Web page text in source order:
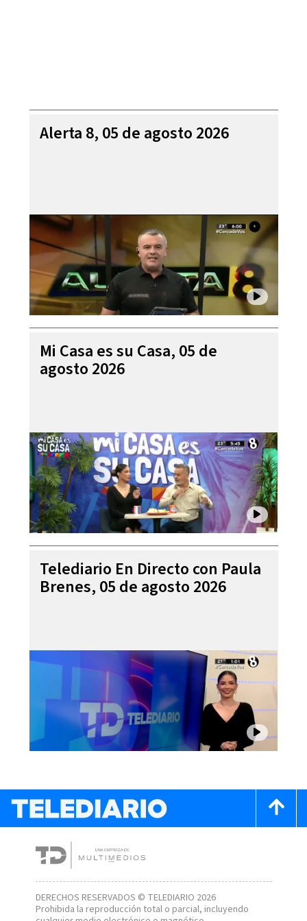
Alerta 8, 05 de agosto 2026
Mi Casa es su Casa, 05 de
agosto 2026
Telediario En Directo con Paula
Brenes, 05 de agosto 2026
DERECHOS RESERVADOS © TELEDIARIO 2026
Prohibida la reproducción total o parcial, incluyendo